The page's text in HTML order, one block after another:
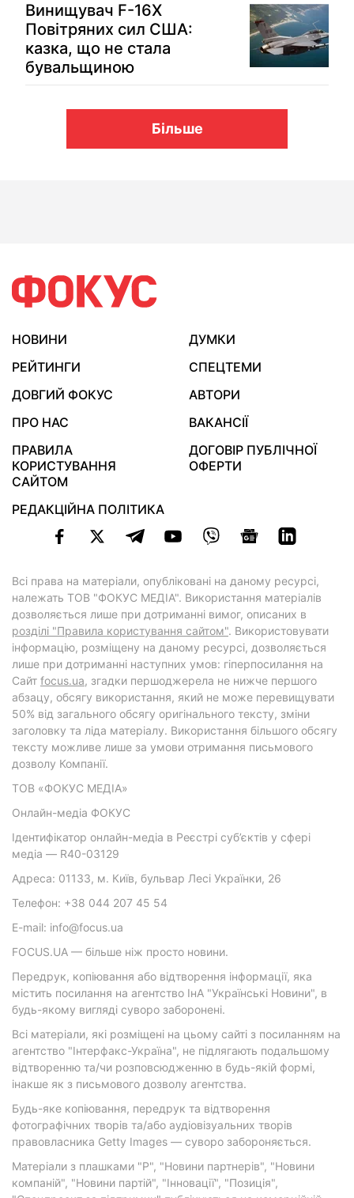
Винищувач F-16X
Повітряних сил США:
казка, що не стала
бувальщиною
Більше
НОВИНИ
ДУМКИ
РЕЙТИНГИ
СПЕЦТЕМИ
ДОВГИЙ ФОКУС
АВТОРИ
ПРО НАС
ВАКАНСІЇ
ПРАВИЛА
КОРИСТУВАННЯ
САЙТОМ
ДОГОВІР ПУБЛІЧНОЇ
ОФЕРТИ
РЕДАКЦІЙНА ПОЛІТИКА
Всі права на матеріали, опубліковані на даному ресурсі,
належать ТОВ "ФОКУС МЕДІА". Використання матеріалів
дозволяється лише при дотриманні вимог, описаних в
розділі "Правила користування сайтом". Використовувати
інформацію, розміщену на даному ресурсі, дозволяється
лише при дотриманні наступних умов: гіперпосилання на
Cайт focus.ua, згадки першоджерела не нижче першого
абзацу, обсягу використання, який не може перевищувати
50% від загального обсягу оригінального тексту, зміни
заголовку та ліда матеріалу. Використання більшого обсягу
тексту можливе лише за умови отримання письмового
дозволу Компанії.
ТОВ «ФОКУС МЕДІА»
Онлайн-медіа ФОКУС
Ідентифікатор онлайн-медіа в Реєстрі суб’єктів у сфері
медіа — R40-03129
Адреса: 01133, м. Київ, бульвар Лесі Українки, 26
Телефон: +38 044 207 45 54
E-mail: info@focus.ua
FOCUS.UA — більше ніж просто новини.
Передрук, копіювання або відтворення інформації, яка
містить посилання на агентство ІнА "Українські Новини", в
будь-якому вигляді суворо заборонені.
Всі матеріали, які розміщені на цьому сайті з посиланням на
агентство "Інтерфакс-Україна", не підлягають подальшому
відтворенню та/чи розповсюдженню в будь-якій формі,
інакше як з письмового дозволу агентства.
Будь-яке копіювання, передрук та відтворення
фотографічних творів та/або аудіовізуальних творів
правовласника Getty Images — суворо забороняється.
Матеріали з плашками "Р", "Новини партнерів", "Новини
компаній", "Новини партій", "Інновації", "Позиція",